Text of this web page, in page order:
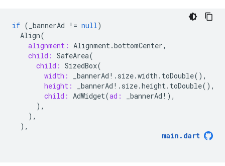
if ( _bannerAd != null)
Align(
alignment: Alignment.bottomCenter,
child: SafeArea(
child: SizedBox(
width:
_bannerAd ! . size.width . toDouble(),
height:
_bannerAd ! . size.height. toDouble(),
child: AdWidget(ad: _bannerAd ! ),
),
),
),
main . dart